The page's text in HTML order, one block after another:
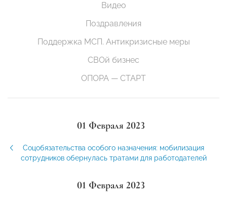
Видео
Поздравления
Поддержка МСП. Антикризисные меры
СВОй бизнес
ОПОРА — СТАРТ
01 Февраля 2023
Соцобязательства особого назначения: мобилизация
сотрудников обернулась тратами для работодателей
01 Февраля 2023